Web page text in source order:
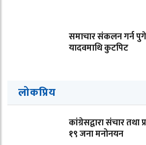
समाचार संकलन गर्न
यादवमाथि कुटपिट
लोकप्रिय
कांग्रेसद्वारा संचार तथा
१९ जना मनोनयन